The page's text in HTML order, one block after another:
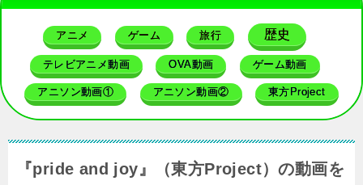
アニメ ゲーム 旅行 歴史
テレビアニメ動画 OVA動画 ゲーム動画
アニソン動画① アニソン動画② 東方Project
『pride and joy』（東方Project）の動画を